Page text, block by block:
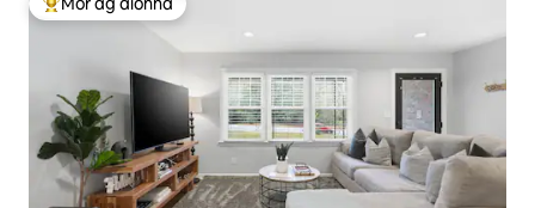
An-mhór ag aíonna